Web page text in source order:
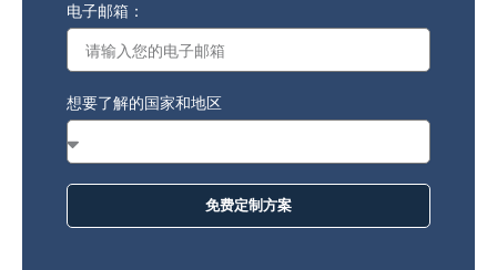
电子邮箱：
想要了解的国家和地区
免费定制方案